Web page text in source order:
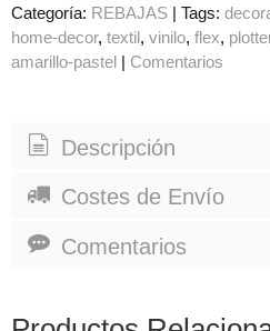
Categoría: REBAJAS Tags:
home-decor textil vinilo flex
amarillo-pastel
Comentarios
Descripción
Costes de Envío
Comentarios